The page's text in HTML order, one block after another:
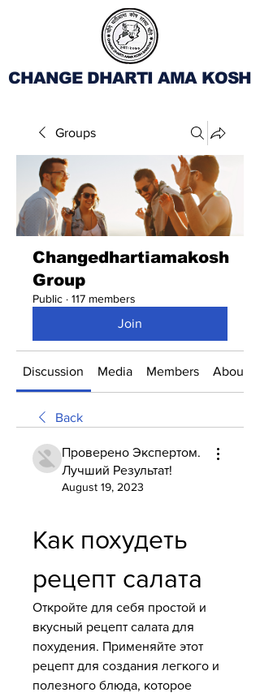
CHANGE DHARTI AMA KOSH
Groups
Changedhartiamakosh
Group
Public · 117 members
Join
Discussion Media Members About
Back
Проверено Экспертом.
Лучший Результат!
August 19, 2023
Как похудеть
рецепт салата
Откройте для себя простой и
вкусный рецепт салата для
похудения. Применяйте этот
рецепт для создания легкого и
полезного блюда, которое